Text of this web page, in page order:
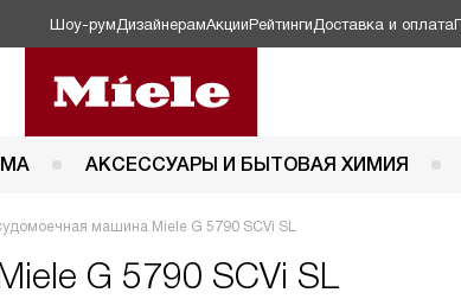
Шоу-рум ДизайнерамАкцииРейтинги Доставка и оплата
АКСЕССУАРЫ И БЫТОВАЯ ХИМИЯ
машина Miele G 5790 SCVi SL
G 5790 SCVi SL